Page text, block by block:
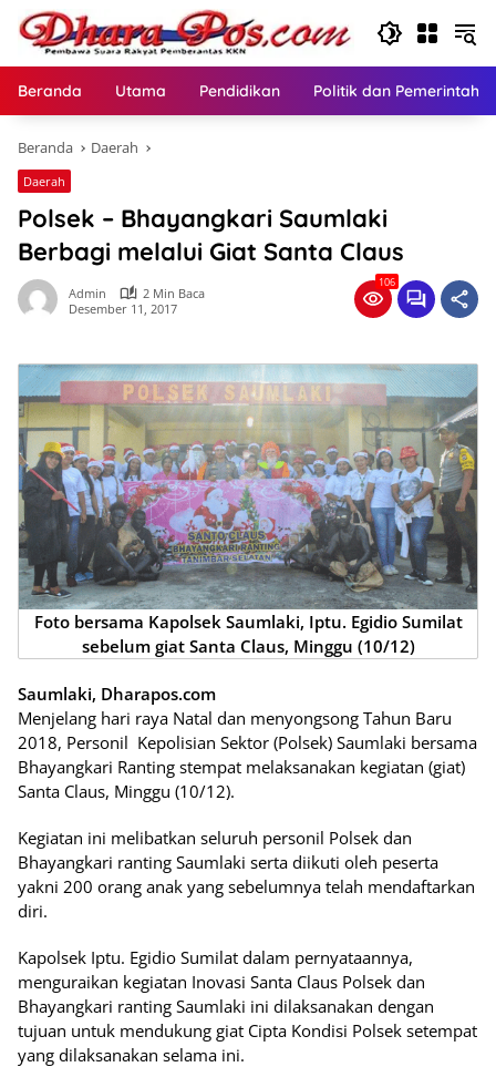
Langsung
konten
Beranda Utama Pendidikan Politik dan
Beranda Daerah
Daerah
Polsek – Bhayangkari Saumlaki
Berbagi melalui Giat Santa Claus
Admin
2 Min Baca
Desember 11, 2017
106
Foto bersama Kapolsek Saumlaki, Iptu. Egidio Sumilat
sebelum giat Santa Claus, Minggu (10/12)
Saumlaki, Dharapos.com
Menjelang hari raya Natal dan menyongsong Tahun Baru
2018, Personil Kepolisian Sektor (Polsek) Saumlaki bersama
Bhayangkari Ranting stempat melaksanakan kegiatan (giat)
Santa Claus, Minggu (10/12).
Kegiatan ini melibatkan seluruh personil Polsek dan
Bhayangkari ranting Saumlaki serta diikuti oleh peserta
yakni 200 orang anak yang sebelumnya telah mendaftarkan
diri.
Kapolsek Iptu. Egidio Sumilat dalam pernyataannya,
menguraikan kegiatan Inovasi Santa Claus Polsek dan
Bhayangkari ranting Saumlaki ini dilaksanakan dengan
tujuan untuk mendukung giat Cipta Kondisi Polsek setempat
yang dilaksanakan selama ini.